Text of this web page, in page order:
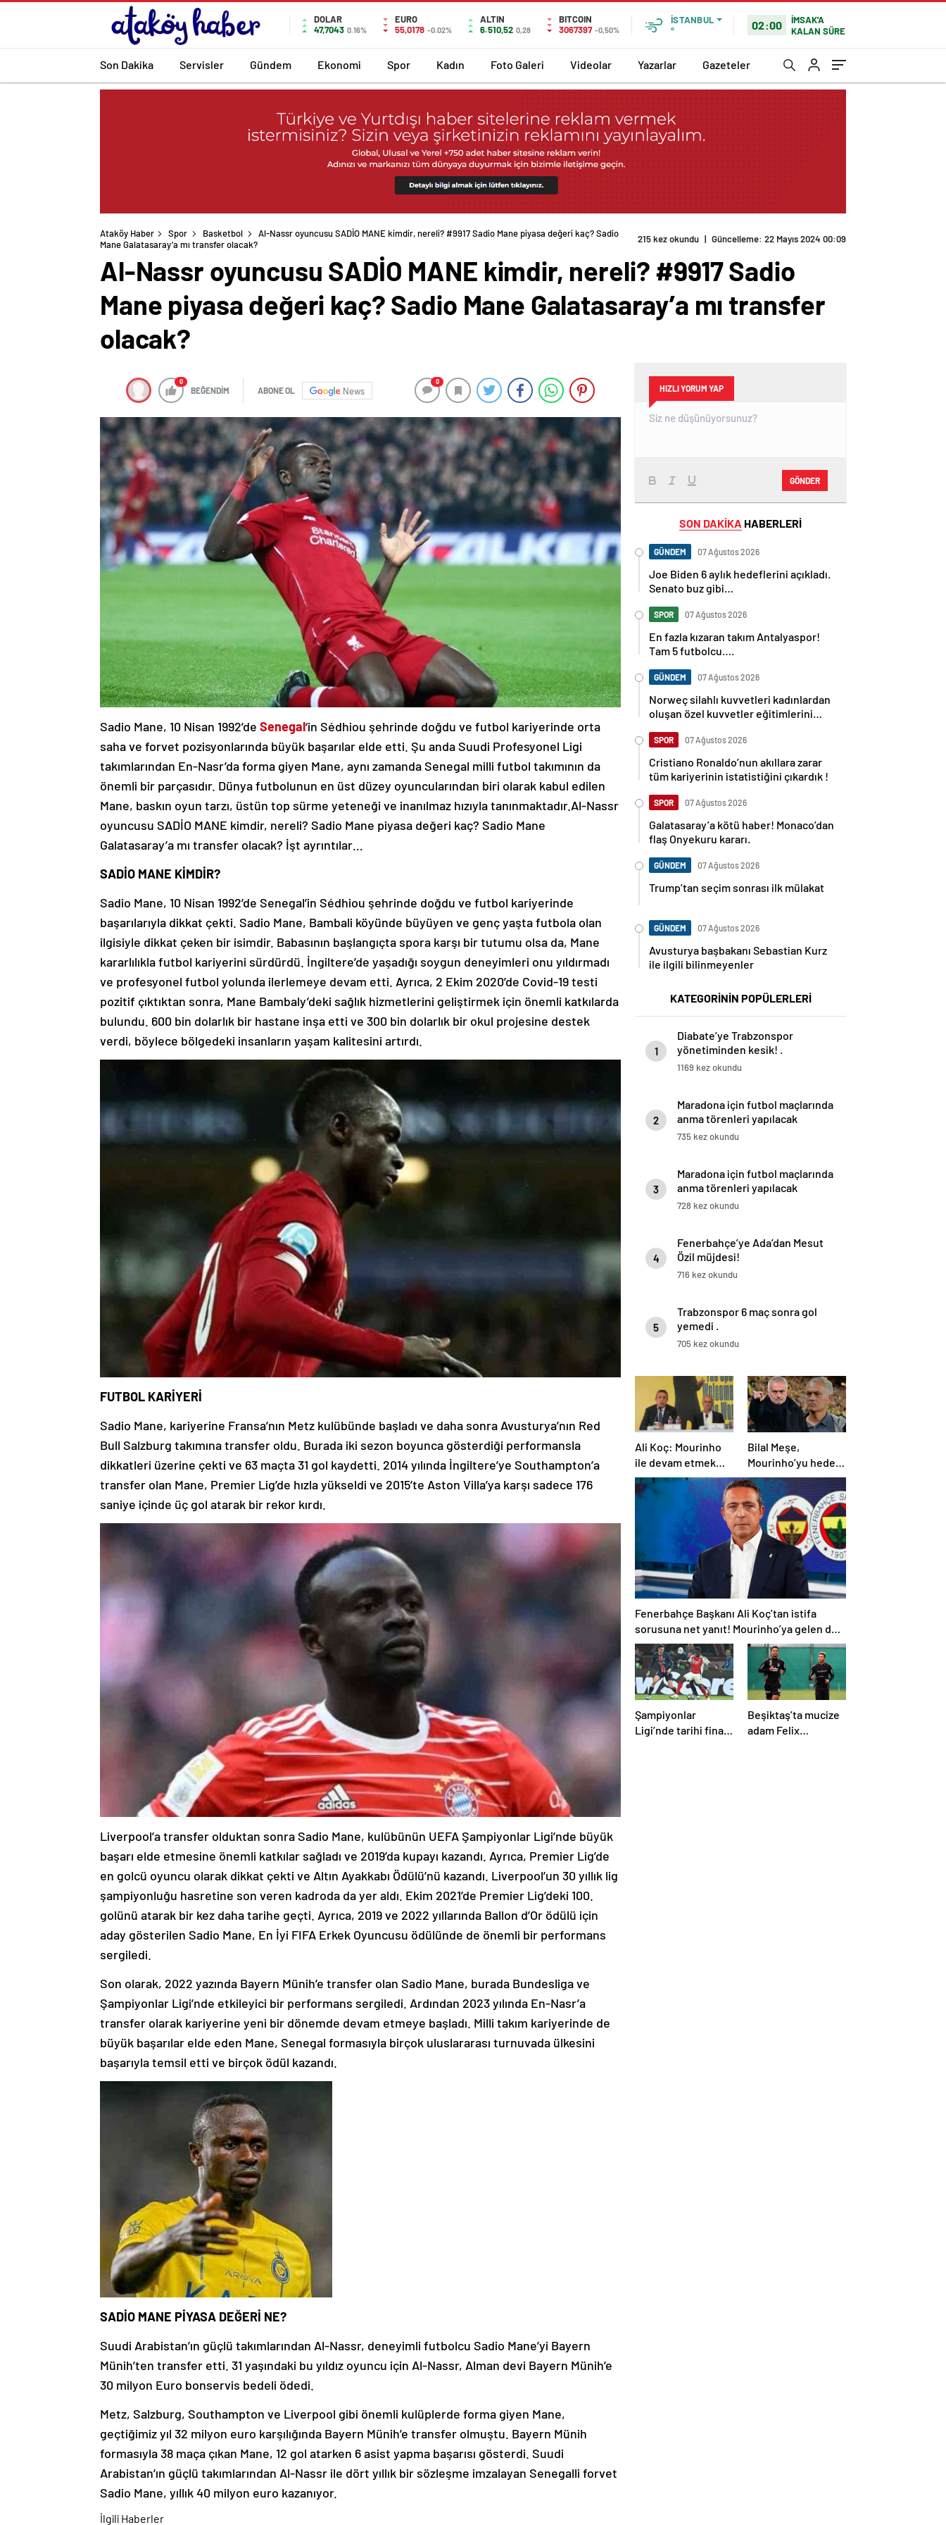
DOLAR
47,7043 0.16%
EURO
55,0178 -0.02%
ALTIN
6.510,52 0,28
BITCOIN
3067397 -0,50%
İSTANBUL
°
02:00
İMSAK'A
KALAN SÜRE
Son Dakika Servisler Gündem Ekonomi Spor Kadın Foto Galeri Videolar Yazarlar Gazeteler
Ataköy Haber Spor Basketbol
Al-Nassr oyuncusu SADİO MANE kimdir, nereli? #9917 Sadio Mane piyasa değeri kaç? Sadio
Mane Galatasaray’a mı transfer olacak?
215 kez okundu | Güncelleme: 22 Mayıs 2024 00:09
Al-Nassr oyuncusu SADİO MANE kimdir, nereli? #9917 Sadio
Mane piyasa değeri kaç? Sadio Mane Galatasaray’a mı transfer
olacak?
0
BEĞENDİM ABONE OL News
0
Sadio Mane, 10 Nisan 1992’de Senegal‘in Sédhiou şehrinde doğdu ve futbol kariyerinde orta
saha ve forvet pozisyonlarında büyük başarılar elde etti. Şu anda Suudi Profesyonel Ligi
takımlarından En-Nasr’da forma giyen Mane, aynı zamanda Senegal milli futbol takımının da
önemli bir parçasıdır. Dünya futbolunun en üst düzey oyuncularından biri olarak kabul edilen
Mane, baskın oyun tarzı, üstün top sürme yeteneği ve inanılmaz hızıyla tanınmaktadır.Al-Nassr
oyuncusu SADİO MANE kimdir, nereli? Sadio Mane piyasa değeri kaç? Sadio Mane
Galatasaray’a mı transfer olacak? İşt ayrıntılar…
SADİO MANE KİMDİR?
Sadio Mane, 10 Nisan 1992’de Senegal’in Sédhiou şehrinde doğdu ve futbol kariyerinde
başarılarıyla dikkat çekti. Sadio Mane, Bambali köyünde büyüyen ve genç yaşta futbola olan
ilgisiyle dikkat çeken bir isimdir. Babasının başlangıçta spora karşı bir tutumu olsa da, Mane
kararlılıkla futbol kariyerini sürdürdü. İngiltere’de yaşadığı soygun deneyimleri onu yıldırmadı
ve profesyonel futbol yolunda ilerlemeye devam etti. Ayrıca, 2 Ekim 2020’de Covid-19 testi
pozitif çıktıktan sonra, Mane Bambaly’deki sağlık hizmetlerini geliştirmek için önemli katkılarda
bulundu. 600 bin dolarlık bir hastane inşa etti ve 300 bin dolarlık bir okul projesine destek
verdi, böylece bölgedeki insanların yaşam kalitesini artırdı.
FUTBOL KARİYERİ
Sadio Mane, kariyerine Fransa’nın Metz kulübünde başladı ve daha sonra Avusturya’nın Red
Bull Salzburg takımına transfer oldu. Burada iki sezon boyunca gösterdiği performansla
dikkatleri üzerine çekti ve 63 maçta 31 gol kaydetti. 2014 yılında İngiltere’ye Southampton’a
transfer olan Mane, Premier Lig’de hızla yükseldi ve 2015’te Aston Villa’ya karşı sadece 176
saniye içinde üç gol atarak bir rekor kırdı.
Liverpool’a transfer olduktan sonra Sadio Mane, kulübünün UEFA Şampiyonlar Ligi’nde büyük
başarı elde etmesine önemli katkılar sağladı ve 2019’da kupayı kazandı. Ayrıca, Premier Lig’de
en golcü oyuncu olarak dikkat çekti ve Altın Ayakkabı Ödülü’nü kazandı. Liverpool’un 30 yıllık lig
şampiyonluğu hasretine son veren kadroda da yer aldı. Ekim 2021’de Premier Lig’deki 100.
golünü atarak bir kez daha tarihe geçti. Ayrıca, 2019 ve 2022 yıllarında Ballon d’Or ödülü için
aday gösterilen Sadio Mane, En İyi FIFA Erkek Oyuncusu ödülünde de önemli bir performans
sergiledi.
Son olarak, 2022 yazında Bayern Münih’e transfer olan Sadio Mane, burada Bundesliga ve
Şampiyonlar Ligi’nde etkileyici bir performans sergiledi. Ardından 2023 yılında En-Nasr’a
transfer olarak kariyerine yeni bir dönemde devam etmeye başladı. Milli takım kariyerinde de
büyük başarılar elde eden Mane, Senegal formasıyla birçok uluslararası turnuvada ülkesini
başarıyla temsil etti ve birçok ödül kazandı.
SADİO MANE PİYASA DEĞERİ NE?
Suudi Arabistan’ın güçlü takımlarından Al-Nassr, deneyimli futbolcu Sadio Mane’yi Bayern
Münih’ten transfer etti. 31 yaşındaki bu yıldız oyuncu için Al-Nassr, Alman devi Bayern Münih’e
30 milyon Euro bonservis bedeli ödedi.
Metz, Salzburg, Southampton ve Liverpool gibi önemli kulüplerde forma giyen Mane,
geçtiğimiz yıl 32 milyon euro karşılığında Bayern Münih’e transfer olmuştu. Bayern Münih
formasıyla 38 maça çıkan Mane, 12 gol atarken 6 asist yapma başarısı gösterdi. Suudi
Arabistan’ın güçlü takımlarından Al-Nassr ile dört yıllık bir sözleşme imzalayan Senegalli forvet
Sadio Mane, yıllık 40 milyon euro kazanıyor.
İlgili Haberler
HIZLI YORUM YAP
GÖNDER
SON DAKİKA HABERLERİ
GÜNDEM 07 Ağustos 2026
Joe Biden 6 aylık hedeflerini açıkladı.
Senato buz gibi…
SPOR 07 Ağustos 2026
En fazla kızaran takım Antalyaspor!
Tam 5 futbolcu….
GÜNDEM 07 Ağustos 2026
Norweç silahlı kuvvetleri kadınlardan
oluşan özel kuvvetler eğitimlerini
SPOR 07 Ağustos 2026
Cristiano Ronaldo’nun akıllara zarar
tüm kariyerinin istatistiğini çıkardık !
SPOR 07 Ağustos 2026
Galatasaray’a kötü haber! Monaco’dan
flaş Onyekuru kararı.
GÜNDEM 07 Ağustos 2026
Trump’tan seçim sonrası ilk mülakat
GÜNDEM 07 Ağustos 2026
Avusturya başbakanı Sebastian Kurz
ile ilgili bilinmeyenler
KATEGORİNİN POPÜLERLERİ
1
Diabate’ye Trabzonspor
yönetiminden kesik! .
1169 kez okundu
2
Maradona için futbol maçlarında
anma törenleri yapılacak
735 kez okundu
3
Maradona için futbol maçlarında
anma törenleri yapılacak
728 kez okundu
4
Fenerbahçe’ye Ada’dan Mesut
Özil müjdesi!
716 kez okundu
5
Trabzonspor 6 maç sonra gol
yemedi .
705 kez okundu
Ali Koç: Mourinho
ile devam etmek
istiyoruz
Bilal Meşe,
Mourinho’yu hedef
aldı: Ayrılık vakti!
Fenerbahçe’ye
teknik direktör
önerisi
Fenerbahçe Başkanı Ali Koç’tan istifa
sorusuna net yanıt! Mourinho’ya gelen dev
teklifi açıkladı
Şampiyonlar
Ligi’nde tarihi final!
Beşiktaş’ta mucize
adam Felix